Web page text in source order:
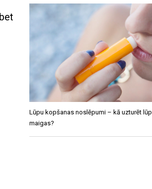
Lūpu kopšanas noslēpumi – kā uzturēt
maigas?